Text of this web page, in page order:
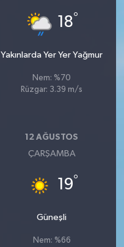
18°
Yakınlarda Yer Yer Yağmur
Nem: %70
Rüzgar: 3.39 m/s
12 AĞUSTOS
ÇARŞAMBA
19°
Güneşli
Nem: %66